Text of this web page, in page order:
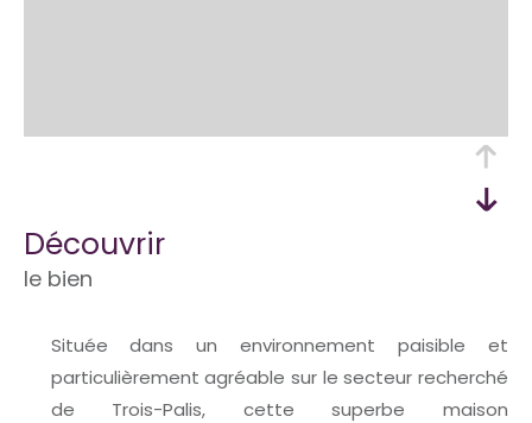
découvrir
le bien
Située dans un environnement paisible et
particulièrement agréable sur le secteur recherché
de Trois-Palis, cette superbe maison